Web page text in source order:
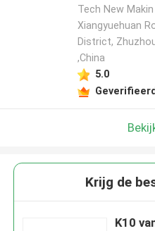
Tech New
Xiangyuehuan
District,
,China
5.0
Krijg de
K10